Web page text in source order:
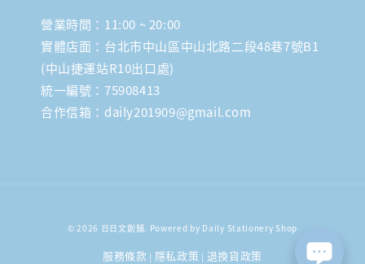
營業時間：11:00 ~ 20:00
實體店面：台北市中山區中山北路二段48巷7號B1
(中山捷運站R10出口處)
統一編號：75908413
合作信箱：daily201909@gmail.com
© 2026 日日文創舖. Powered by Daily Stationery Shop
服務條款 | 隱私政策 | 退換貨政策